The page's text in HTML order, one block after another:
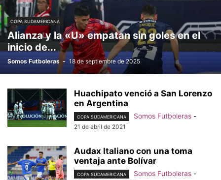
COPA SUDAMERICANA
Alianza y la «U» empatan sin goles en el
inicio de...
Somos Futboleras - 18 de septiembre de 2025
Huachipato venció a San Lorenzo
en Argentina
COPA SUDAMERICANA Somos Futboleras -
21 de abril de 2021
Audax Italiano con una toma
ventaja ante Bolívar
COPA SUDAMERICANA Somos Futboleras -